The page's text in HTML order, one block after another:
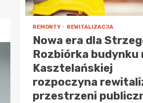
REMONTY REWITALIZACJA
Nowa era dla
Rozbiórka budynku
Kasztelańskiej
rozpoczyna
przestrzeni